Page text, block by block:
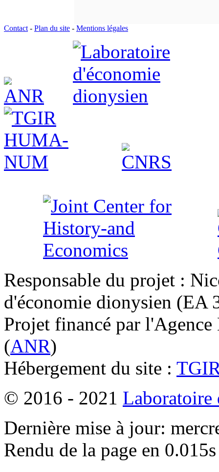
Contact - Plan du site - Mentions légales
Responsable du projet :
d'économie dionysien
Projet financé par l'Agence
(ANR)
Hébergement du site :
© 2016 - 2021 Laboratoire
Dernière mise à jour:
Rendu de la page en 0.015s